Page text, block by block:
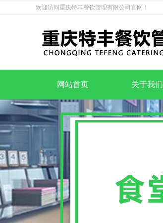
欢迎访问重庆特丰餐饮管理有限公司官网！
网站首页 关于我们